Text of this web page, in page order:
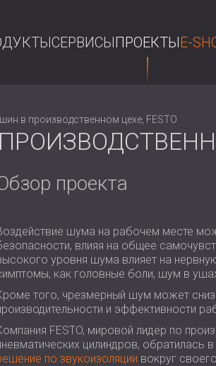
СЕРВИСЫПРОЕКТЫE-
в производственном цехе, FESTO
проекта
шума на рабочем месте
влияя на общее
уровня шума влияет на
как головные боли, шум в
того, чрезмерный шум может
и эффективности
FESTO, мировой лидер по
цилиндров, обратилась
по звукоизоляции вокруг